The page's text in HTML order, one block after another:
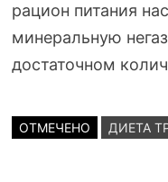
рацион питания
минеральную
достаточном
ОТМЕЧЕНО ДИЕТА